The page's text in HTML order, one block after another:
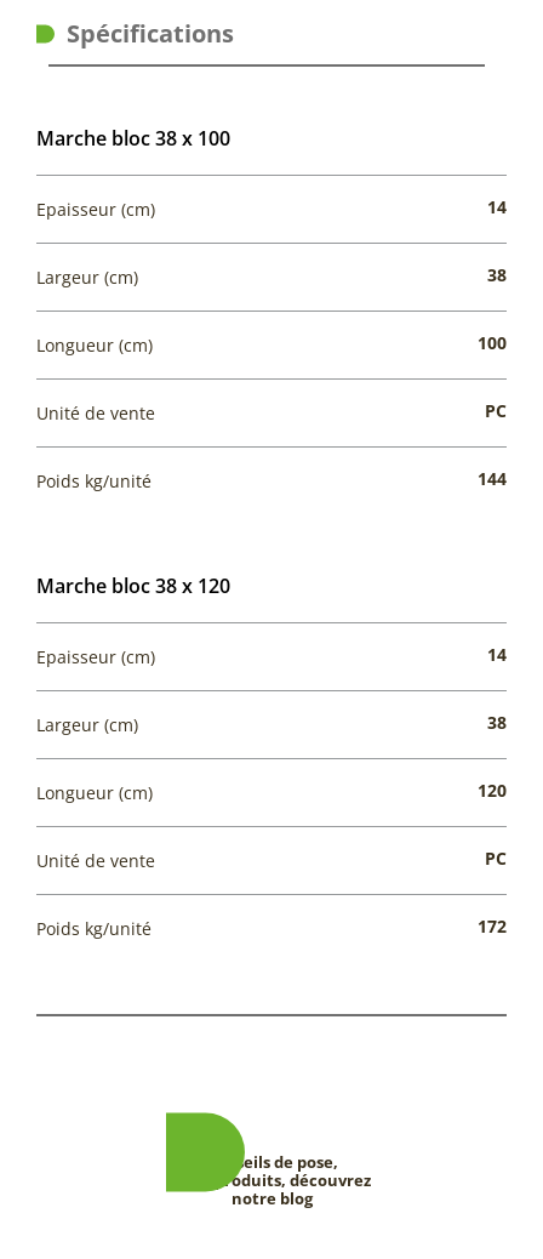
Spécifications
Marche bloc 38 x 100
Epaisseur (cm) 14
Largeur (cm) 38
Longueur (cm) 100
Unité de vente PC
Poids kg/unité 144
Marche bloc 38 x 120
Epaisseur (cm) 14
Largeur (cm) 38
Longueur (cm) 120
Unité de vente PC
Poids kg/unité 172
Conseils de pose,
tests produits, découvrez
notre blog